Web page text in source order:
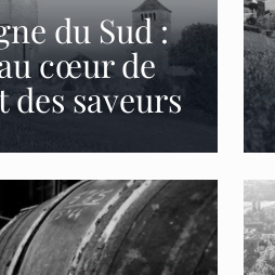
du Sud :
cœur de
des saveurs